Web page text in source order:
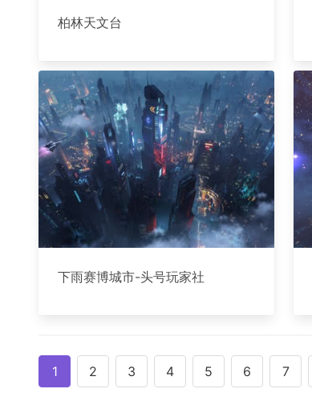
柏林天文台
下雨赛博城市-头号玩家社
1 2 3 4 5 6 7